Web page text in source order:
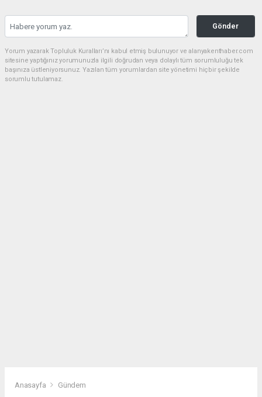
Gönder
Yorum yazarak Topluluk Kuralları’nı kabul etmiş bulunuyor ve alanyakenthaber.com
sitesine yaptığınız yorumunuzla ilgili doğrudan veya dolaylı tüm sorumluluğu tek
başınıza üstleniyorsunuz. Yazılan tüm yorumlardan site yönetimi hiçbir şekilde
sorumlu tutulamaz.
Anasayfa Gündem